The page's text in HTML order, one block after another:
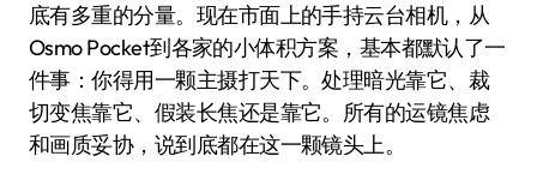
底有多重的分量。现在市面上的手持云台相机，从
Osmo Pocket到各家的小体积方案，基本都默认了一
件事：你得用一颗主摄打天下。处理暗光靠它、裁
切变焦靠它、假装长焦还是靠它。所有的运镜焦虑
和画质妥协，说到底都在这一颗镜头上。